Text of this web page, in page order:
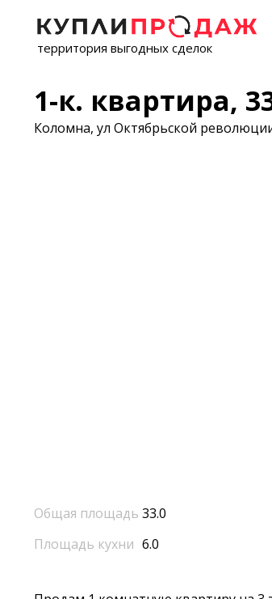
территория выгодных сделок
1-к. квартира,
Коломна, ул Октябрьской
Общая площадь 33.0
Площадь кухни 6.0